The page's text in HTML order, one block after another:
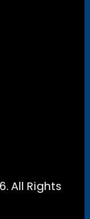
All Rights